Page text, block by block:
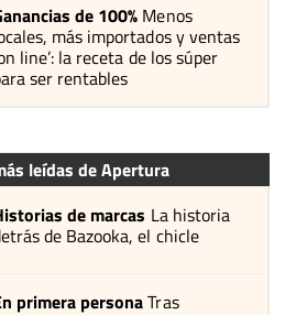
de 100% Menos
más importados y ventas
line’: la receta de los súper
ser rentables
leídas de Apertura
de marcas La historia
de Bazooka, el chicle
primera personaTras